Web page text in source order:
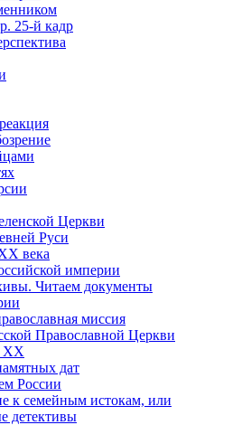
25-й кадр
Церкви
Руси
века
империи
Читаем документы
миссия
Православной Церкви
ХХ
дат
России
к семейным истокам, или
детективы